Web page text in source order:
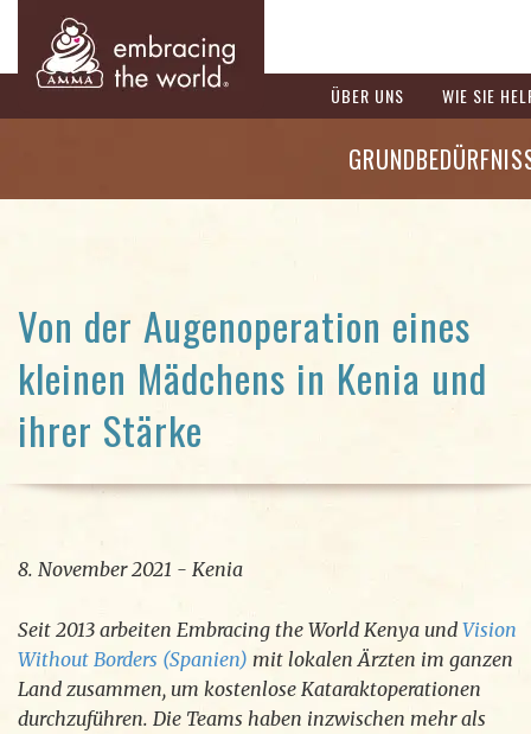
ÜBER UNS WIE SIE
Von der Augenoperation eines
kleinen Mädchens in Kenia und
ihrer Stärke
8. November 2021 - Kenia
Seit 2013 arbeiten Embracing the World Kenya und Vision
Without Borders (Spanien) mit lokalen Ärzten im ganzen
Land zusammen, um kostenlose Kataraktoperationen
durchzuführen. Die Teams haben inzwischen mehr als